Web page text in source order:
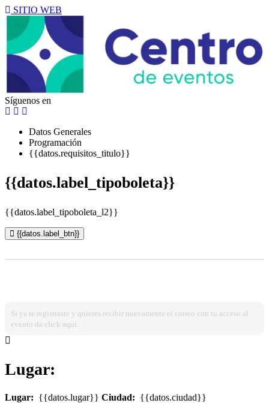
SITIO WEB
Síguenos en
Datos Generales
Programación
{{datos.requisitos_titulo}}
{{datos.label_tipoboleta}}
{{datos.label_tipoboleta_l2}}
{{datos.label_btn}}
Si ya te registraste y quieres recibir nuevamente el correo con tu acceso al
evento da click aqui.
Lugar:
Lugar: {{datos.lugar}} Ciudad: {{datos.ciudad}}